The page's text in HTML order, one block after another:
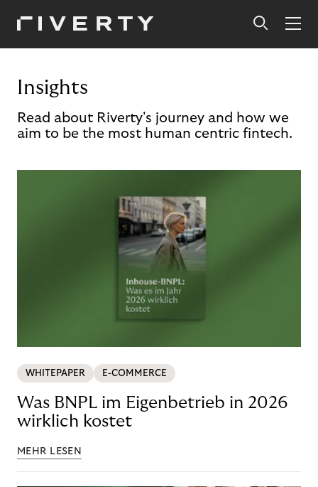
Insights
Read about Riverty's journey and how we
aim to be the most human centric fintech.
WHITEPAPER E-COMMERCE
Was BNPL im Eigenbetrieb in 2026
wirklich kostet
MEHR LESEN